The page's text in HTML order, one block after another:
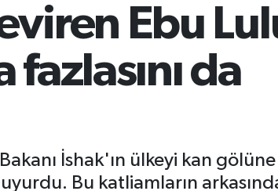
Ebu
da
İshak'ın ülkeyi kan
Bu katliamların